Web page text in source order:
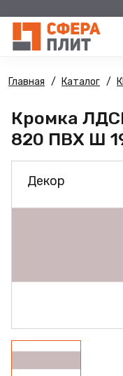
Главная Каталог
Кромка
820 ПВХ Ш
Декор